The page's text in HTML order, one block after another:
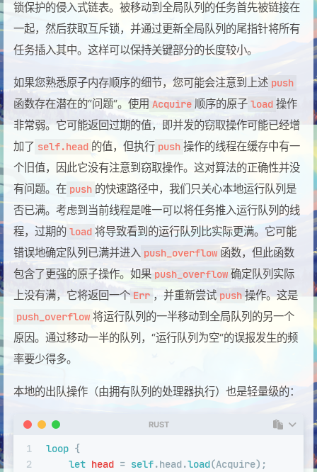
锁保护的侵入式链表。被移动到全局队列的任务首先被链接在
一起，然后获取互斥锁，并通过更新全局队列的尾指针将所有
任务插入其中。这样可以保持关键部分的长度较小。
如果您熟悉原子内存顺序的细节，您可能会注意到上述 push
函数存在潜在的“问题“。使用 Acquire 顺序的原子 load 操作
非常弱。它可能返回过期的值，即并发的窃取操作可能已经增
加了 self.head 的值，但执行 push 操作的线程在缓存中有一
个旧值，因此它没有注意到窃取操作。这对算法的正确性并没
有问题。在 push 的快速路径中，我们只关心本地运行队列是
否已满。考虑到当前线程是唯一可以将任务推入运行队列的线
程，过期的 load 将导致看到的运行队列比实际更满。它可能
错误地确定队列已满并进入 push_overflow 函数，但此函数
包含了更强的原子操作。如果 push_overflow 确定队列实际
上没有满，它将返回一个 Err ，并重新尝试 push 操作。这是
push_overflow 将运行队列的一半移动到全局队列的另一个
原因。通过移动一半的队列，“运行队列为空“的误报发生的频
率要少得多。
本地的出队操作（由拥有队列的处理器执行）也是轻量级的：
RUST
1
2
loop {
let head = self.head.load(Acquire);